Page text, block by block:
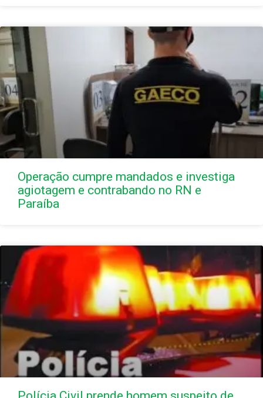
Operação cumpre mandados e investiga
agiotagem e contrabando no RN e
Paraíba